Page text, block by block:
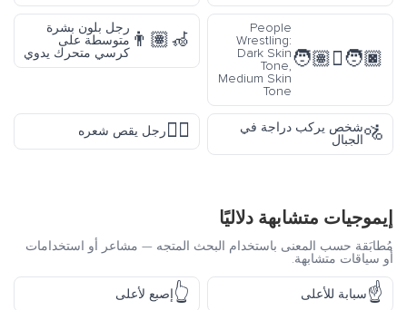
🧑🏿‍🫯‍🧑🏽
People
Wrestling:
Dark Skin
Tone,
Medium Skin
Tone
👨🏽‍🦽
رجل بلون بشرة
متوسطة على
كرسي متحرك يدوي
🚵شخص يركب دراجة في
الجبال
💇‍♂️رجل يقص شعره
إيموجيات متشابهة دلاليًا
مُطابَقة حسب المعنى باستخدام البحث المتجه — مشاعر أو استخدامات
أو سياقات متشابهة.
☝️سبابة للأعلى 👆إصبع لأعلى